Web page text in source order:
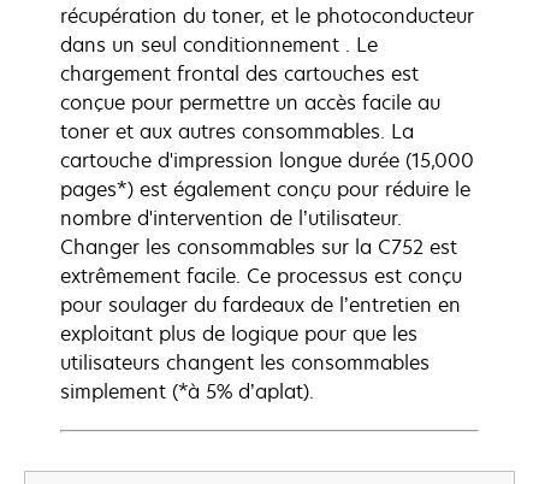
récupération du toner, et le photoconducteur
dans un seul conditionnement . Le
chargement frontal des cartouches est
conçue pour permettre un accès facile au
toner et aux autres consommables. La
cartouche d'impression longue durée (15,000
pages*) est également conçu pour réduire le
nombre d'intervention de l’utilisateur.
Changer les consommables sur la C752 est
extrêmement facile. Ce processus est conçu
pour soulager du fardeaux de l’entretien en
exploitant plus de logique pour que les
utilisateurs changent les consommables
simplement (*à 5% d’aplat).